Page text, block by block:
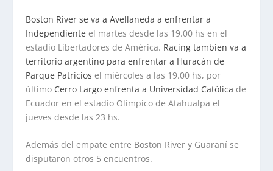
Boston River se va a Avellaneda a enfrentar a
Independiente el martes desde las 19.00 hs en el
estadio Libertadores de América. Racing tambien va a
territorio argentino para enfrentar a Huracán de
Parque Patricios el miércoles a las 19.00 hs, por
último Cerro Largo enfrenta a Universidad Católica de
Ecuador en el estadio Olímpico de Atahualpa el
jueves desde las 23 hs.
Además del empate entre Boston River y Guaraní se
disputaron otros 5 encuentros.